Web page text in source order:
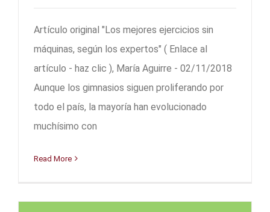
Artículo original "Los mejores ejercicios sin
máquinas, según los expertos" ( Enlace al
artículo - haz clic ), María Aguirre - 02/11/2018
Aunque los gimnasios siguen proliferando por
todo el país, la mayoría han evolucionado
muchísimo con
Read More